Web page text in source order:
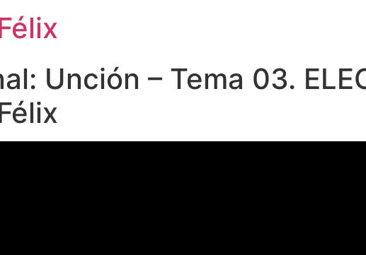
Unción – Tema 03.